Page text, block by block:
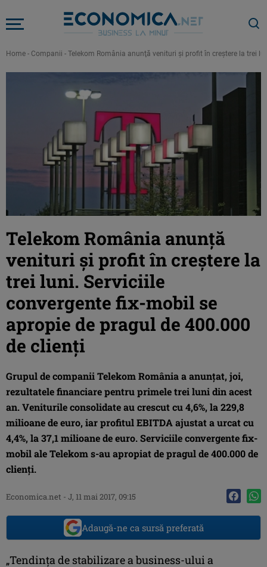
Home - Companii - Telekom România anunţă venituri şi profit în creştere la trei
Telekom România anunţă
venituri şi profit în creştere la
trei luni. Serviciile
convergente fix-mobil se
apropie de pragul de 400.000
de clienţi
Grupul de companii Telekom România a anunţat, joi,
rezultatele financiare pentru primele trei luni din acest
an. Veniturile consolidate au crescut cu 4,6%, la 229,8
milioane de euro, iar profitul EBITDA ajustat a urcat cu
4,4%, la 37,1 milioane de euro. Serviciile convergente fix-
mobil ale Telekom s-au apropiat de pragul de 400.000 de
clienţi.
Economica.net - J, 11 mai 2017, 09:15
Adaugă-ne ca sursă preferată
„Tendinţa de stabilizare a business-ului a